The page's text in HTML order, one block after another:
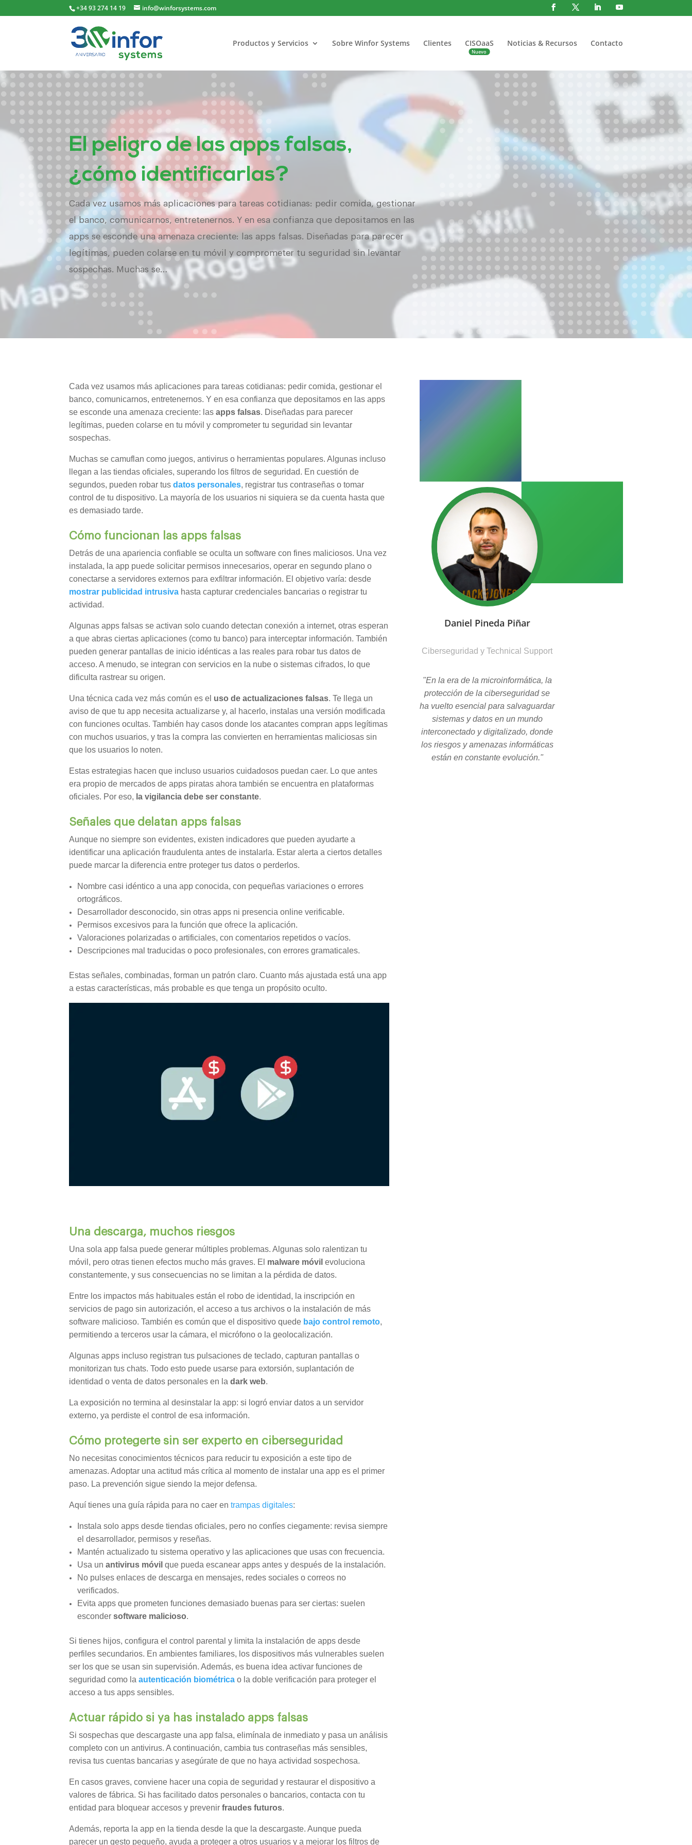
+34 93 274 14 19 info@winforsystems.com
Productos y Servicios Sobre Winfor Systems Clientes CISOaaS Noticias & Recursos Contacto
El peligro de las apps falsas,
¿cómo identificarlas?
Cada vez usamos más aplicaciones para tareas cotidianas: pedir comida, gestionar
el banco, comunicarnos, entretenernos. Y en esa confianza que depositamos en las
apps se esconde una amenaza creciente: las apps falsas. Diseñadas para parecer
legítimas, pueden colarse en tu móvil y comprometer tu seguridad sin levantar
sospechas. Muchas se…
Cada vez usamos más aplicaciones para tareas cotidianas: pedir comida, gestionar el
banco, comunicarnos, entretenernos. Y en esa confianza que depositamos en las apps
se esconde una amenaza creciente: lasapps falsas. Diseñadas para parecer
legítimas, pueden colarse en tu móvil y comprometer tu seguridad sin levantar
sospechas.
Muchas se camuflan como juegos, antivirus o herramientas populares. Algunas incluso
llegan a las tiendas oficiales, superando los filtros de seguridad. En cuestión de
segundos, pueden robar tusdatos personales, registrar tus contraseñas o tomar
control de tu dispositivo. La mayoría de los usuarios ni siquiera se da cuenta hasta que
es demasiado tarde.
Cómo funcionan las apps falsas
Detrás de una apariencia confiable se oculta un software con fines maliciosos. Una vez
instalada, la app puede solicitar permisos innecesarios, operar en segundo plano o
conectarse a servidores externos para exfiltrar información. El objetivo varía: desde
mostrar publicidad intrusiva hasta capturar credenciales bancarias o registrar tu
actividad.
Algunas apps falsas se activan solo cuando detectan conexión a internet, otras esperan
a que abras ciertas aplicaciones (como tu banco) para interceptar información. También
pueden generar pantallas de inicio idénticas a las reales para robar tus datos de
acceso. A menudo, se integran con servicios en la nube o sistemas cifrados, lo que
dificulta rastrear su origen.
Una técnica cada vez más común es el uso de actualizaciones falsas. Te llega un
aviso de que tu app necesita actualizarse y, al hacerlo, instalas una versión modificada
con funciones ocultas. También hay casos donde los atacantes compran apps legítimas
con muchos usuarios, y tras la compra las convierten en herramientas maliciosas sin
que los usuarios lo noten.
Estas estrategias hacen que incluso usuarios cuidadosos puedan caer. Lo que antes
era propio de mercados de apps piratas ahora también se encuentra en plataformas
oficiales. Por eso, la vigilancia debe ser constante.
Señales que delatan apps falsas
Aunque no siempre son evidentes, existen indicadores que pueden ayudarte a
identificar una aplicación fraudulenta antes de instalarla. Estar alerta a ciertos detalles
puede marcar la diferencia entre proteger tus datos o perderlos.
Nombre casi idéntico a una app conocida, con pequeñas variaciones o errores
ortográficos.
Desarrollador desconocido, sin otras apps ni presencia online verificable.
Permisos excesivos para la función que ofrece la aplicación.
Valoraciones polarizadas o artificiales, con comentarios repetidos o vacíos.
Descripciones mal traducidas o poco profesionales, con errores gramaticales.
Estas señales, combinadas, forman un patrón claro. Cuanto más ajustada está una app
a estas características, más probable es que tenga un propósito oculto.
Una descarga, muchos riesgos
Una sola app falsa puede generar múltiples problemas. Algunas solo ralentizan tu
móvil, pero otras tienen efectos mucho más graves. El malware móvil evoluciona
constantemente, y sus consecuencias no se limitan a la pérdida de datos.
Entre los impactos más habituales están el robo de identidad, la inscripción en
servicios de pago sin autorización, el acceso a tus archivos o la instalación de más
software malicioso. También es común que el dispositivo quede bajo control remoto,
permitiendo a terceros usar la cámara, el micrófono o la geolocalización.
Algunas apps incluso registran tus pulsaciones de teclado, capturan pantallas o
monitorizan tus chats. Todo esto puede usarse para extorsión, suplantación de
identidad o venta de datos personales en ladark web.
La exposición no termina al desinstalar la app: si logró enviar datos a un servidor
externo, ya perdiste el control de esa información.
Cómo protegerte sin ser experto en ciberseguridad
No necesitas conocimientos técnicos para reducir tu exposición a este tipo de
amenazas. Adoptar una actitud más crítica al momento de instalar una app es el primer
paso. La prevención sigue siendo la mejor defensa.
Aquí tienes una guía rápida para no caer en trampas digitales:
Instala solo apps desde tiendas oficiales, pero no confíes ciegamente: revisa siempre
el desarrollador, permisos y reseñas.
Mantén actualizado tu sistema operativo y las aplicaciones que usas con frecuencia.
Usa unantivirus móvil que pueda escanear apps antes y después de la instalación.
No pulses enlaces de descarga en mensajes, redes sociales o correos no
verificados.
Evita apps que prometen funciones demasiado buenas para ser ciertas: suelen
escondersoftware malicioso.
Si tienes hijos, configura el control parental y limita la instalación de apps desde
perfiles secundarios. En ambientes familiares, los dispositivos más vulnerables suelen
ser los que se usan sin supervisión. Además, es buena idea activar funciones de
seguridad como la autenticación biométrica o la doble verificación para proteger el
acceso a tus apps sensibles.
Actuar rápido si ya has instalado apps falsas
Si sospechas que descargaste una app falsa, elimínala de inmediato y pasa un análisis
completo con un antivirus. A continuación, cambia tus contraseñas más sensibles,
revisa tus cuentas bancarias y asegúrate de que no haya actividad sospechosa.
En casos graves, conviene hacer una copia de seguridad y restaurar el dispositivo a
valores de fábrica. Si has facilitado datos personales o bancarios, contacta con tu
entidad para bloquear accesos y prevenirfraudes futuros.
Además, reporta la app en la tienda desde la que la descargaste. Aunque pueda
parecer un gesto pequeño, ayuda a proteger a otros usuarios y a mejorar los filtros de
.
Daniel Pineda Piñar
Ciberseguridad y Technical Support
"En la era de la microinformática, la
protección de la ciberseguridad se
ha vuelto esencial para salvaguardar
sistemas y datos en un mundo
interconectado y digitalizado, donde
los riesgos y amenazas informáticas
están en constante evolución."